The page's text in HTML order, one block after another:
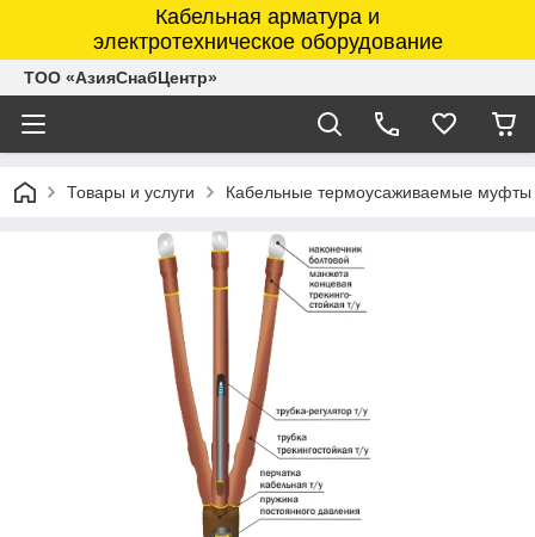
Кабельная арматура и
электротехническое оборудование
ТОО «АзияСнабЦентр»
Товары и услуги Кабельные термоусаживаемые муфты